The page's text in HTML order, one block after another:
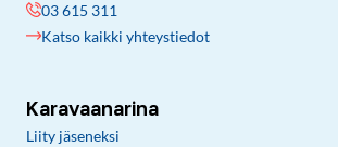
03 615 311
Katso kaikki yhteystiedot
Karavaanarina
Liity jäseneksi